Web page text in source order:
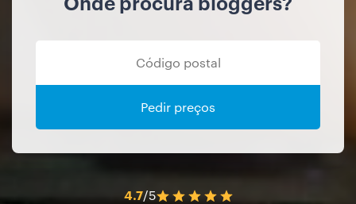
Pedir preços
4.7/5